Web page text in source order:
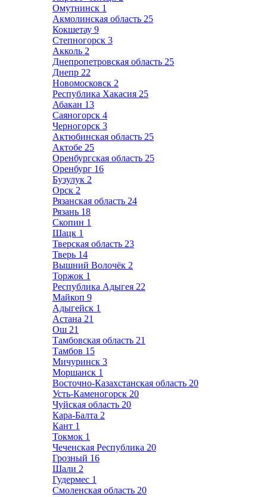
Омутнинск 1
Акмолинская область 25
Кокшетау 9
Степногорск 3
Акколь 2
Днепропетровская область 25
Днепр 22
Новомосковск 2
Республика Хакасия 25
Абакан 13
Саяногорск 4
Черногорск 3
Актюбинская область 25
Актобе 25
Оренбургская область 25
Оренбург 16
Бузулук 2
Орск 2
Рязанская область 24
Рязань 18
Скопин 1
Шацк 1
Тверская область 23
Тверь 14
Вышний Волочёк 2
Торжок 1
Республика Адыгея 22
Майкоп 9
Адыгейск 1
Астана 21
Ош 21
Тамбовская область 21
Тамбов 15
Мичуринск 3
Моршанск 1
Восточно-Казахстанская область 20
Усть-Каменогорск 20
Чуйская область 20
Кара-Балта 2
Кант 1
Токмок 1
Чеченская Республика 20
Грозный 16
Шали 2
Гудермес 1
Смоленская область 20